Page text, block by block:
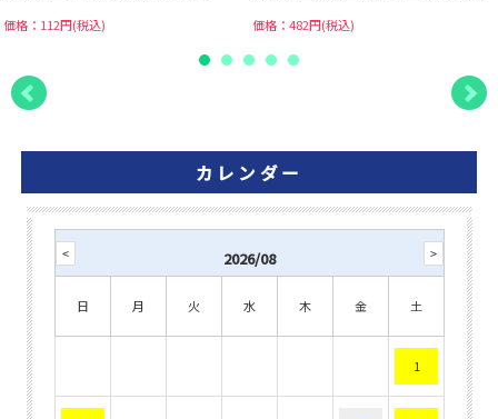
価格：112円(税込)
価格：482円(税込)
カレンダー